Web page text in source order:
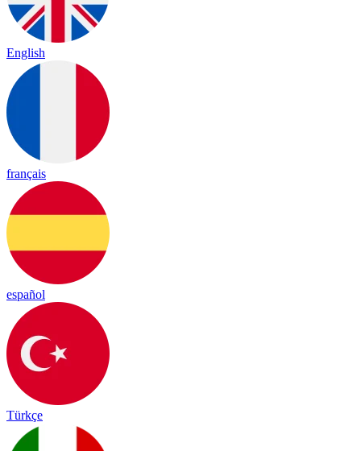
English
français
español
Türkçe